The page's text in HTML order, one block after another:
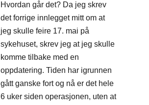
Hvordan går det? Da jeg skrev
det forrige innlegget mitt om at
jeg skulle feire 17. mai på
sykehuset, skrev jeg at jeg skulle
komme tilbake med en
oppdatering. Tiden har igrunnen
gått ganske fort og nå er det hele
6 uker siden operasjonen, uten at